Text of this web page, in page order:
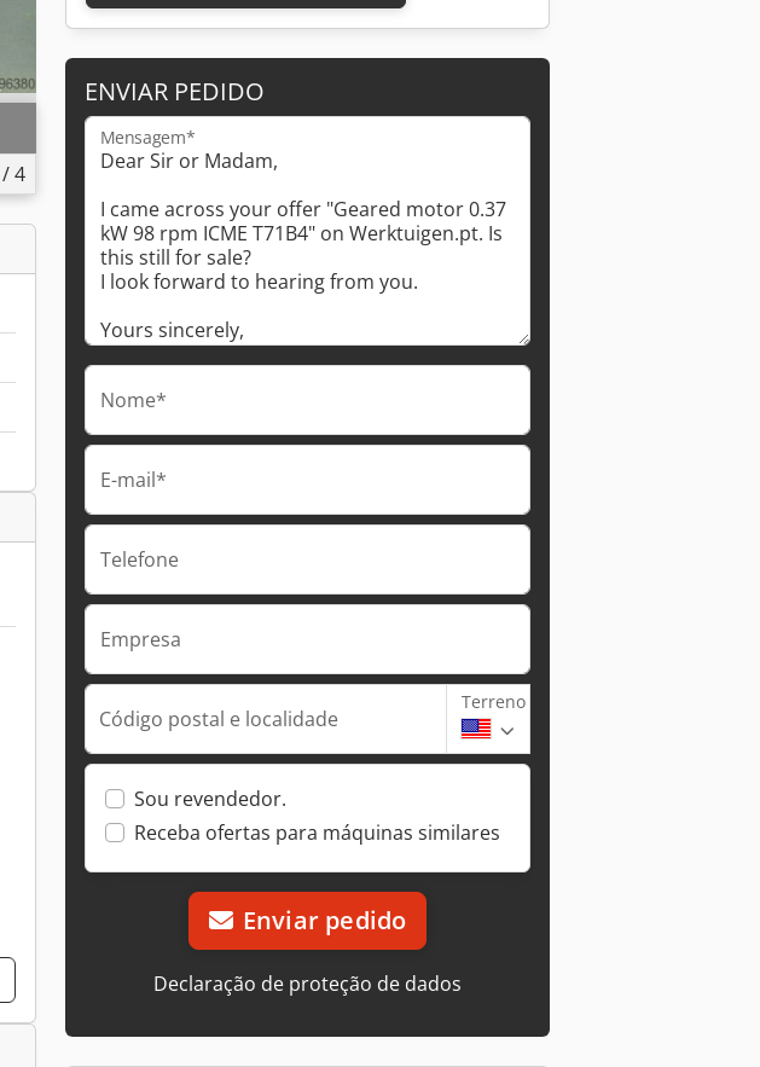
/4
ENVIAR PEDIDO
Mensagem*
Nome*
E-mail*
Telefone
Empresa
Código postal e localidade
Terreno
Sou revendedor.
Receba ofertas para máquinas similares
Enviar pedido
Declaração de proteção de dados